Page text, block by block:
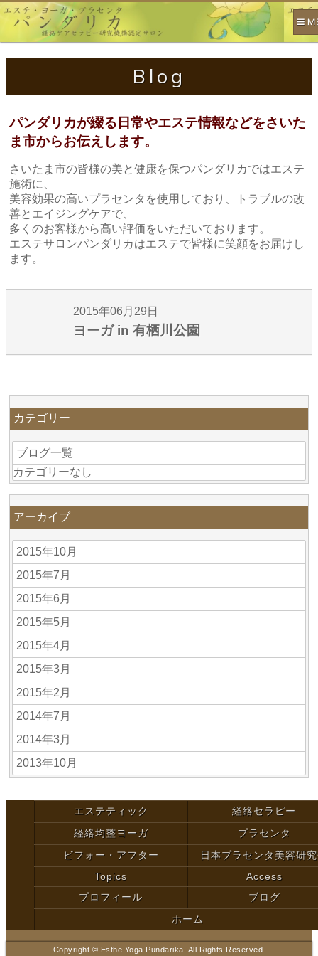
Blog
パンダリカが綴る日常やエステ情報などをさいた
ま市からお伝えします。
さいたま市の皆様の美と健康を保つパンダリカではエステ
施術に、
美容効果の高いプラセンタを使用しており、トラブルの改
善とエイジングケアで、
多くのお客様から高い評価をいただいております。
エステサロンパンダリカはエステで皆様に笑顔をお届けし
ます。
2015年06月29日
ヨーガ in 有栖川公園
カテゴリー
ブログ一覧
カテゴリーなし
アーカイブ
2015年10月
2015年7月
2015年6月
2015年5月
2015年4月
2015年3月
2015年2月
2014年7月
2014年3月
2013年10月
エステティック
経絡セラピー
経絡均整ヨーガ
プラセンタ
ビフォー・アフター
日本プラセンタ美容研
Topics
Access
プロフィール
ブログ
ホーム
Copyright © Esthe Yoga Pundarika. All Rights Reserved.